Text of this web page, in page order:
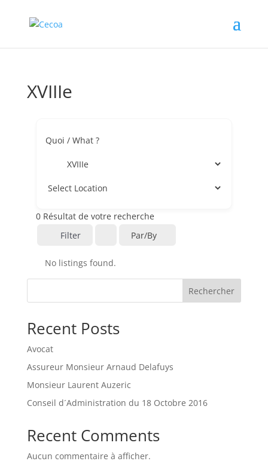
XVIIIe
Quoi / What ?
0Résultat de votre recherche
Filter
Par/by
No listings found.
Rechercher
Recent Posts
Avocat
Assureur Monsieur Arnaud Delafuys
Monsieur Laurent Auzeric
Conseil d´Administration du 18 Octobre 2016
Recent Comments
Aucun commentaire à afficher.